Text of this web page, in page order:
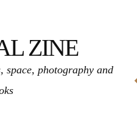
ZINE
space, photography and